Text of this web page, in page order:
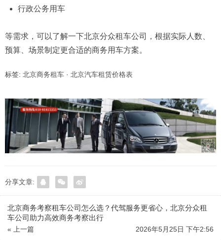
行政公务用车
等需求，可以了解一下北京分众租车公司，根据实际人数、
预算、场景制定更合适的商务用车方案。
标签: 北京商务租车 · 北京汽车租赁价格表
分享文章:
北京商务考察租车公司怎么选？代驾服务更省心，北京分众租
车公司助力高效商务考察出行
« 上一篇 2026年5月25日 下午2:56